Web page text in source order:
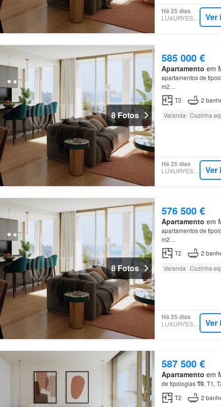
Há 25 dias
LUXURYESTATE Ver
8 Fotos
585 000 €
Apartamento em
apartamentos de
m2…
T2
2
Varanda Cozinha
Há 25 dias
LUXURYESTATE Ver
8 Fotos
576 500 €
Apartamento em
apartamentos de
m2…
T2
2
Varanda Cozinha
Há 25 dias
LUXURYESTATE Ver
587 500 €
Apartamento em
de tipologiasT0, T1,
T2
2